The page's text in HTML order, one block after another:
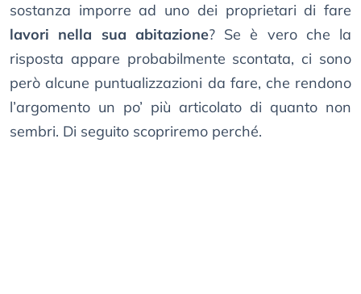
sostanza imporre ad uno dei proprietari di fare
lavori nella sua abitazione? Se è vero che la
risposta appare probabilmente scontata, ci sono
però alcune puntualizzazioni da fare, che rendono
l’argomento un po’ più articolato di quanto non
sembri. Di seguito scopriremo perché.